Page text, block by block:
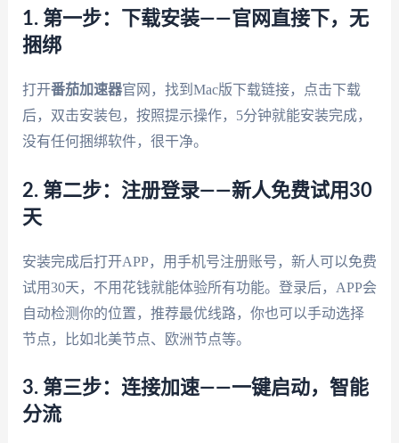
1. 第一步：下载安装——官网直接下，无
捆绑
打开番茄加速器官网，找到Mac版下载链接，点击下载
后，双击安装包，按照提示操作，5分钟就能安装完成，
没有任何捆绑软件，很干净。
2. 第二步：注册登录——新人免费试用30
天
安装完成后打开APP，用手机号注册账号，新人可以免费
试用30天，不用花钱就能体验所有功能。登录后，APP会
自动检测你的位置，推荐最优线路，你也可以手动选择
节点，比如北美节点、欧洲节点等。
3. 第三步：连接加速——一键启动，智能
分流